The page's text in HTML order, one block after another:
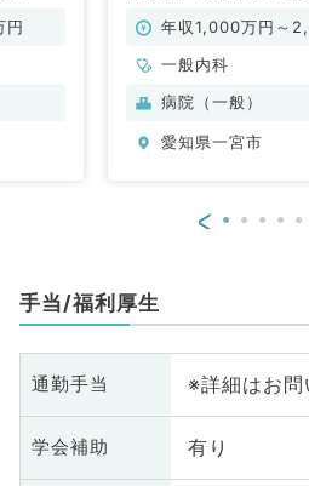
円
年収1,000万円～
一般内科
病院（一般）
愛知県一宮市
<
手当/福利厚生
通勤手当 ※詳細はお
学会補助 有り